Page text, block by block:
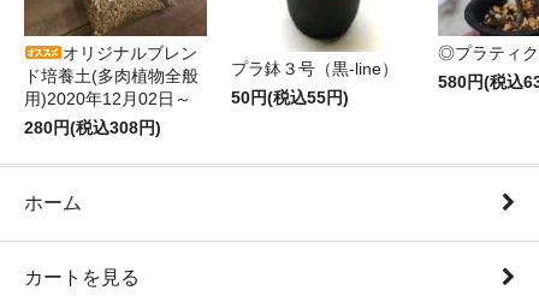
オリジナルブレン
ド培養土(多肉植物全般
用)2020年12月02日～
280円(税込308円)
プラ鉢３号（黒-line）
50円(税込55円)
◎プラティ
580円(税込
ホーム
カートを見る